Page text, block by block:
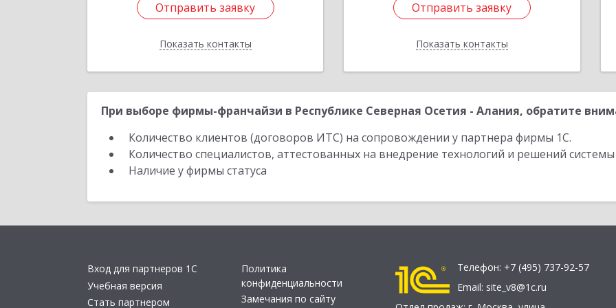
Отправить заявку
Показать контакты
Отправить заявку
Назад
Отправить заявку
Показать контакты
Отправить заявку
Назад
При выборе фирмы-франчайзи в Республике Северная Осетия - Алания, обратите
Количество клиентов (договоров ИТС) на сопровождении у партнера фирмы 1С.
Количество специалистов, аттестованных на внедрение технологий и решений
Наличие у фирмы статуса
Вход для партнеров 1С
Учебная версия
Стать партнером
Политика
конфиденциальности
Замечания по сайту
Телефон: +7 (495) 737-92-57
Email: site_v8@1c.ru